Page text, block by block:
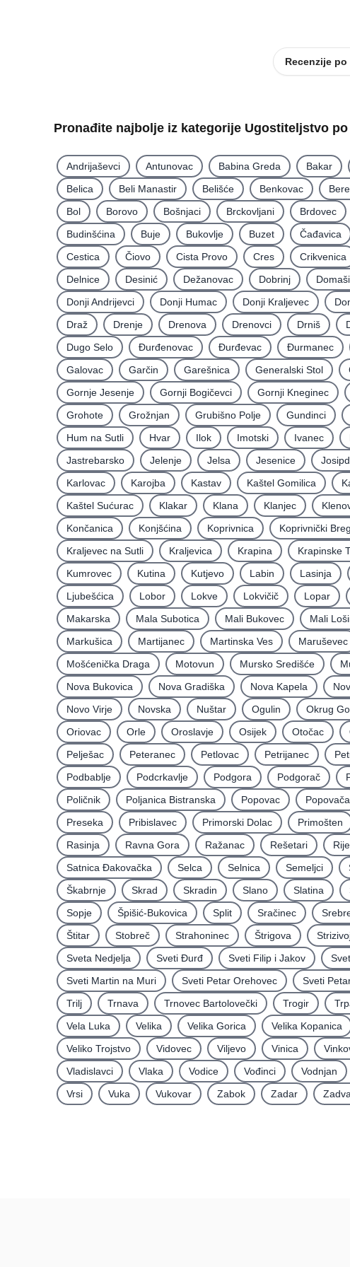
Recenzije
Pronađite najbolje iz kategorije Ugostiteljstvo
Andrijaševci Antunovac Babina Greda Bakar
Belica
Beli Manastir Belišće Benkovac
Bol
Borovo Bošnjaci Brckovljani Brdovec
Budinšćina
Buje Bukovlje Buzet Čađavica
Cestica
Čiovo Cista Provo Cres Crikvenica
Delnice
Desinić Dežanovac Dobrinj
Donji Andrijevci
Donji Humac Donji Kraljevec
Draž
Drenje Drenova Drenovci Drniš
Dugo Selo
Ðurđenovac Ðurđevac Ðurmanec
Galovac
Garčin Garešnica Generalski Stol
Gornje Jesenje
Gornji Bogičevci Gornji Kneginec
Grohote
Grožnjan Grubišno Polje Gundinci
Hum na Sutli
Hvar Ilok Imotski Ivanec
Jastrebarsko
Jelenje Jelsa Jesenice
Karlovac
Karojba Kastav Kaštel Gomilica
Kaštel Sućurac
Klakar Klana Klanjec
Končanica
Konjšćina Koprivnica Koprivnički
Kraljevec na Sutli
Kraljevica Krapina Krapinske
Kumrovec
Kutina Kutjevo Labin Lasinja
Ljubešćica
Lobor Lokve Lokvičič Lopar
Makarska
Mala Subotica Mali Bukovec Mali
Markušica
Martijanec Martinska Ves Maruševec
Mošćenička Draga
Motovun Mursko Središće
Nova Bukovica
Nova Gradiška Nova Kapela
Novo Virje
Novska Nuštar Ogulin Okrug
Oriovac
Orle Oroslavje Osijek Otočac
Pelješac
Peteranec Petlovac Petrijanec
Podbablje
Podcrkavlje Podgora Podgorač
Poličnik
Poljanica Bistranska Popovac Popovača
Preseka
Pribislavec Primorski Dolac Primošten
Rasinja
Ravna Gora Ražanac Rešetari
Satnica Ðakovačka
Selca Selnica Semeljci
Škabrnje
Skrad Skradin Slano Slatina
Sopje
Špišić-Bukovica Split Sračinec
Štitar
Stobreč Strahoninec Štrigova
Sveta Nedjelja
Sveti Ðurđ Sveti Filip i Jakov
Sveti Martin na Muri
Sveti Petar Orehovec Sveti
Trilj
Trnava Trnovec Bartolovečki Trogir
Vela Luka
Velika Velika Gorica Velika Kopanica
Veliko Trojstvo
Vidovec Viljevo Vinica
Vladislavci
Vlaka Vodice Vođinci Vodnjan
Vrsi
Vuka Vukovar Zabok Zadar